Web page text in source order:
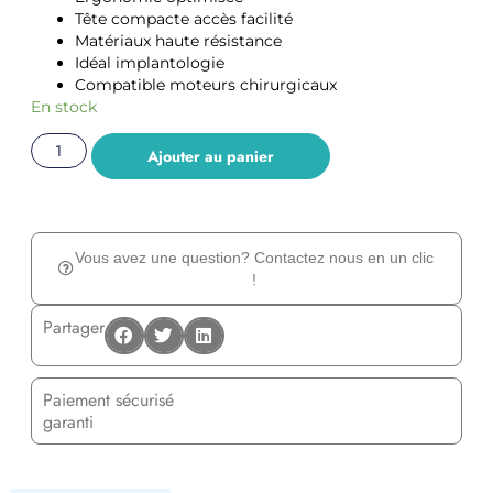
Tête compacte accès facilité
Matériaux haute résistance
Idéal implantologie
Compatible moteurs chirurgicaux
En stock
Ajouter au panier
Vous avez une question? Contactez nous en un clic
!
Partager
Paiement sécurisé
garanti